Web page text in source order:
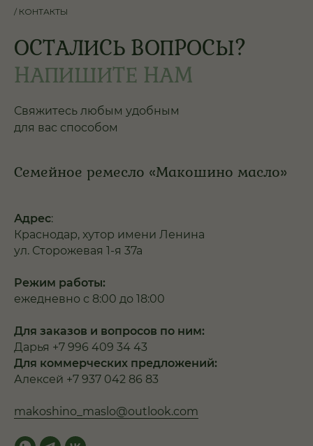
ОСТАЛИСЬ ВОПРОСЫ?
НАПИШИТЕ НАМ
/ КОНТАКТЫ
Свяжитесь любым удобным
для вас способом
Семейное ремесло «Макошино масло»
Адрес:
Краснодар, хутор имени Ленина
ул. Сторожевая 1-я 37а
Режим работы:
ежедневно с 8:00 до 18:00
Для заказов и вопросов по ним:
Дарья +7 996 409 34 43
Для коммерческих предложений:
Алексей +7 937 042 86 83
makoshino_maslo@outlook.com